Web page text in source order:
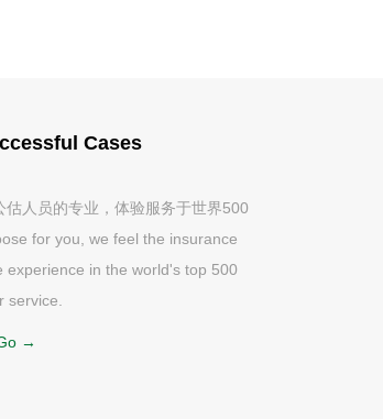
Cases
人员的专业，体验服务于世界500
for you, we feel the insurance
in the world's top 500
service.
→